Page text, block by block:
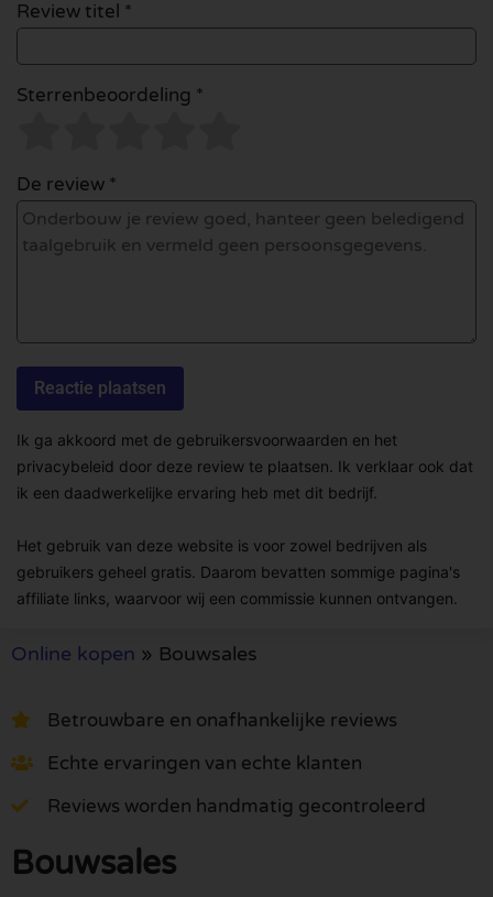
Review titel *
Sterrenbeoordeling *
De review *
Ik ga akkoord met de gebruikersvoorwaarden en het
privacybeleid door deze review te plaatsen. Ik verklaar ook dat
ik een daadwerkelijke ervaring heb met dit bedrijf.
Het gebruik van deze website is voor zowel bedrijven als
gebruikers geheel gratis. Daarom bevatten sommige pagina's
affiliate links, waarvoor wij een commissie kunnen ontvangen.
Online kopen » Bouwsales
Betrouwbare en onafhankelijke reviews
Echte ervaringen van echte klanten
Reviews worden handmatig gecontroleerd
Bouwsales